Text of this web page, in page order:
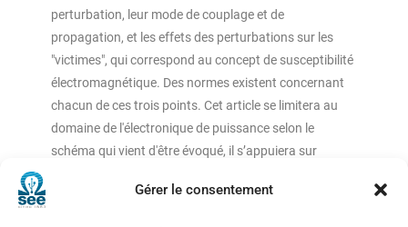
Gérer le consentement
perturbation, leur mode de couplage et de
propagation, et les effets des perturbations sur les
"victimes", qui correspond au concept de susceptibilité
électromagnétique. Des normes existent concernant
chacun de ces trois points. Cet article se limitera au
domaine de l'électronique de puissance selon le
schéma qui vient d'être évoqué, il s’appuiera sur
dont les références sont données dans les titres de